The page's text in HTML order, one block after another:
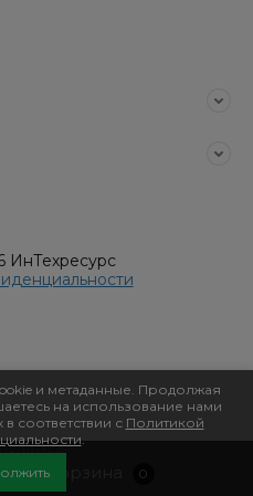
и метаданные. Продолжая
на использование нами
соответствии с Политикой
.
0 Корзина 0
ИнТехресурс